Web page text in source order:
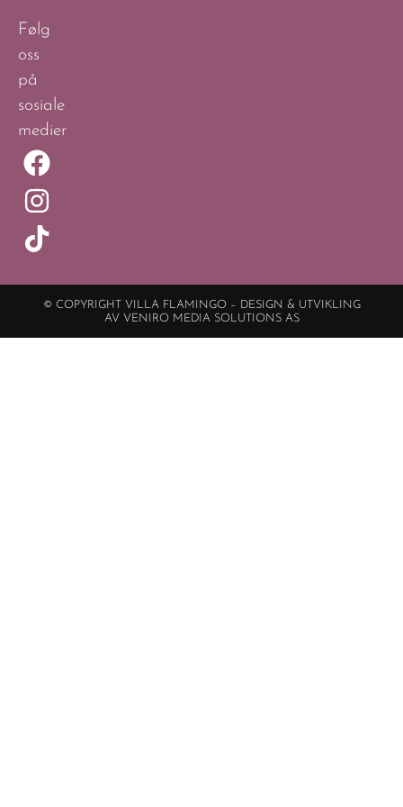
Følg
oss
på
sosiale
medier
© COPYRIGHT VILLA FLAMINGO – DESIGN & UTVIKLING
AV VENIRO MEDIA SOLUTIONS AS